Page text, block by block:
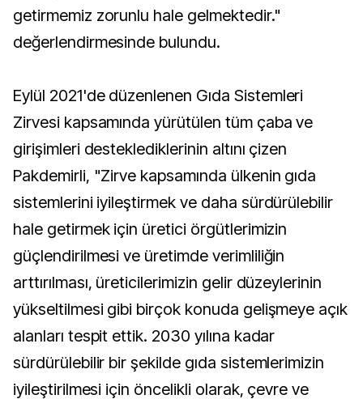
getirmemiz zorunlu hale gelmektedir."
değerlendirmesinde bulundu.
Eylül 2021'de düzenlenen Gıda Sistemleri
Zirvesi kapsamında yürütülen tüm çaba ve
girişimleri desteklediklerinin altını çizen
Pakdemirli, "Zirve kapsamında ülkenin gıda
sistemlerini iyileştirmek ve daha sürdürülebilir
hale getirmek için üretici örgütlerimizin
güçlendirilmesi ve üretimde verimliliğin
arttırılması, üreticilerimizin gelir düzeylerinin
yükseltilmesi gibi birçok konuda gelişmeye açık
alanları tespit ettik. 2030 yılına kadar
sürdürülebilir bir şekilde gıda sistemlerimizin
iyileştirilmesi için öncelikli olarak, çevre ve